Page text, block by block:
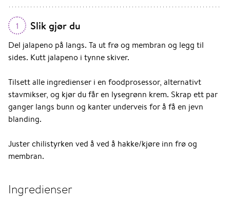
1 Slik gjør du
Del jalapeno på langs. Ta ut frø og membran og legg til
sides. Kutt jalapeno i tynne skiver.
Tilsett alle ingredienser i en foodprosessor, alternativt
stavmikser, og kjør du får en lysegrønn krem. Skrap ett par
ganger langs bunn og kanter underveis for å få en jevn
blanding.
Juster chilistyrken ved å ved å hakke/kjøre inn frø og
membran.
Ingredienser